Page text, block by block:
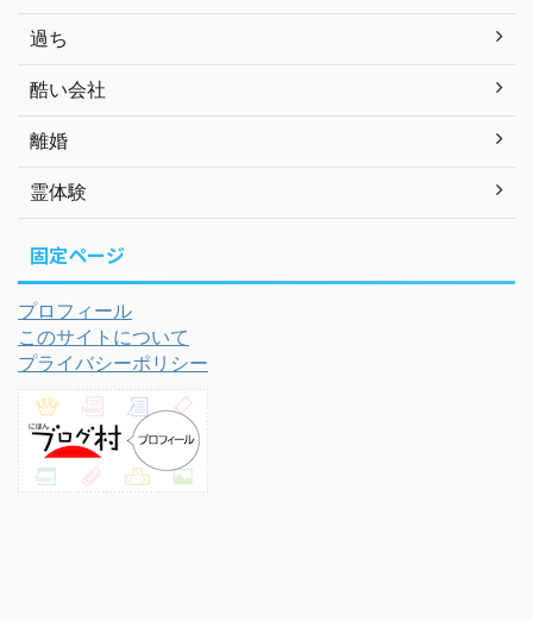
過ち
酷い会社
離婚
霊体験
固定ページ
プロフィール
このサイトについて
プライバシーポリシー